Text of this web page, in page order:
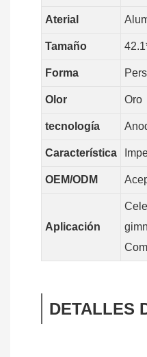
Aterial
Tamaño
Forma
Olor Oro
tecnología
Característica
OEM/ODM
Aplicación
DETALLES